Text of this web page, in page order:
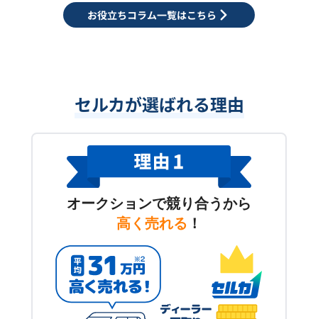
お役立ちコラム一覧はこちら
セルカが選ばれる理由
オークションで競り合うから
高く売れる ！